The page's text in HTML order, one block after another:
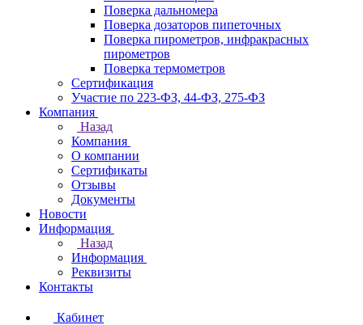
Поверка дальномера
Поверка дозаторов пипеточных
Поверка пирометров, инфракрасных
пирометров
Поверка термометров
Сертификация
Участие по 223-ФЗ, 44-ФЗ, 275-ФЗ
Компания
Назад
Компания
О компании
Сертификаты
Отзывы
Документы
Новости
Информация
Назад
Информация
Реквизиты
Контакты
Кабинет